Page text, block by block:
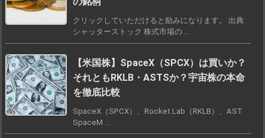
クリックしていただけると励みになります。 出典:
シャッターストック 株式市場の ...
【米国株】SpaceX（SPCX）は買いか？
それともRKLB・ASTSか？宇宙株の本命
を徹底比較
SpaceX（SPCX）、Rocket Lab（RKLB）、AST
SpaceM ...